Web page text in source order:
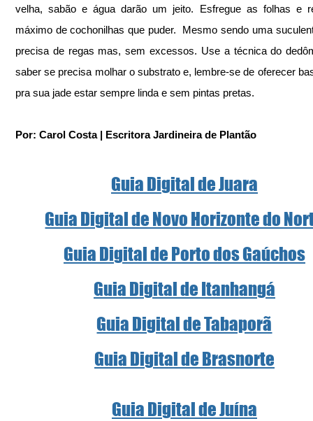
velha, sabão e água darão um jeito. Esfregue as folhas e
máximo de cochonilhas que puder.  Mesmo sendo uma
precisa de regas mas, sem excessos. Use a técnica do
saber se precisa molhar o substrato e, lembre-se de oferecer
pra sua jade estar sempre linda e sem pintas pretas.
Por: Carol Costa | Escritora Jardineira de Plantão
Guia Digital de Juara
Guia Digital de Novo Horizonte do
Guia Digital de Porto dos Gaúchos
Guia Digital de Itanhangá
Guia Digital de Tabaporã
Guia Digital de Brasnorte
Guia Digital de Juína